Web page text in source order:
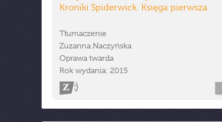
Kroniki Spiderwick. Księga pierwsza
Tłumaczenie
Zuzanna Naczyńska
Oprawa twarda
Rok wydania: 2015